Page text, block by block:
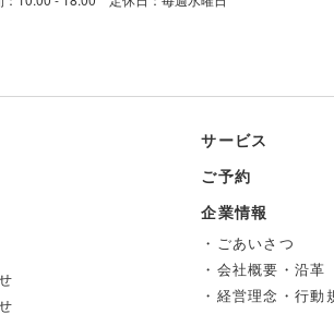
サービス
ご予約
企業情報
・ごあいさつ
・会社概要・沿革
・経営理念・行動